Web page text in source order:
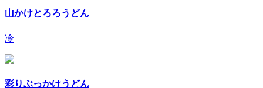
山かけとろろうどん
冷
彩りぶっかけうどん